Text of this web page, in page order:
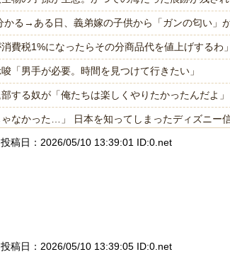
かる→ある日、義弟嫁の子供から「ガンの匂い
費税1%になったらその分商品代を値上げするわ」
「男手が必要。時間を見つけて行きたい」
部する奴が「俺たちは楽しくやりたかったんだよ
なかった…」 日本を知ってしまったディズニー
ション Siege Survivors
投稿日：2026/05/10 13:39:01 ID:0.net
投稿日：2026/05/10 13:39:05 ID:0.net